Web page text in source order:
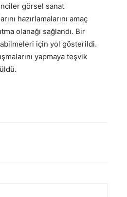
görsel sanat
hazırlamalarını amaç
olanağı sağlandı. Bir
için yol gösterildi.
yapmaya teşvik